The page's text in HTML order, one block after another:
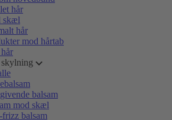
hår
skæl
hår
mod hårtab
balsam
mod skæl
balsam